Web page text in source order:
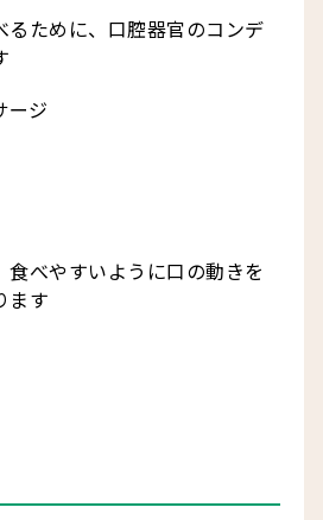
るために、口腔器官のコンデ
ージ
べやすいように口の動きを
ます